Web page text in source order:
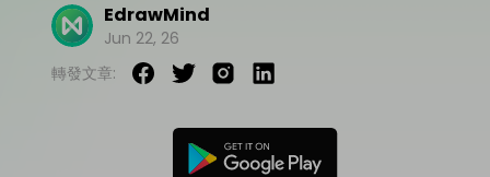
心智圖與腦力激盪工具
專業的甘特圖工具
UML
設計用途
平面圖
EdrawMax 社區
文章内容
教程
EdrawMax 教程 > EdrawMind 教程 >
EdrawMax EdrawMind
EdrawMind
Jun 22, 26
轉發文章: